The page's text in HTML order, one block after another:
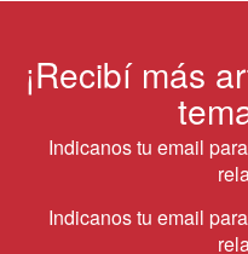
¡Recibí más
Indicanos tu email
Indicanos tu email